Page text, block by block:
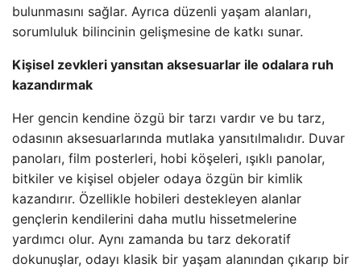
bulunmasını sağlar. Ayrıca düzenli yaşam alanları,
sorumluluk bilincinin gelişmesine de katkı sunar.
Kişisel zevkleri yansıtan aksesuarlar ile odalara ruh
kazandırmak
Her gencin kendine özgü bir tarzı vardır ve bu tarz,
odasının aksesuarlarında mutlaka yansıtılmalıdır. Duvar
panoları, film posterleri, hobi köşeleri, ışıklı panolar,
bitkiler ve kişisel objeler odaya özgün bir kimlik
kazandırır. Özellikle hobileri destekleyen alanlar
gençlerin kendilerini daha mutlu hissetmelerine
yardımcı olur. Aynı zamanda bu tarz dekoratif
dokunuşlar, odayı klasik bir yaşam alanından çıkarıp bir